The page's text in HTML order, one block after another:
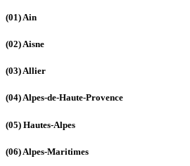
(01) Ain
(02)Aisne
(03)Allier
(04)Alpes-de-Haute-Provence
(05) Hautes-Alpes
(06) Alpes-Maritimes